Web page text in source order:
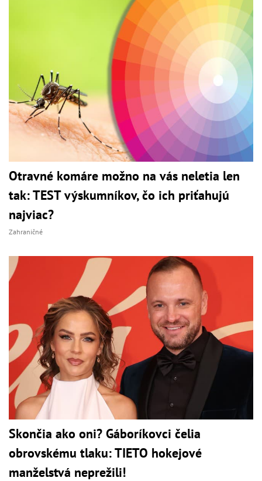
Otravné komáre možno na vás neletia len
tak: TEST výskumníkov, čo ich priťahujú
najviac?
Zahraničné
Skončia ako oni? Gáboríkovci čelia
obrovskému tlaku: TIETO hokejové
manželstvá neprežili!